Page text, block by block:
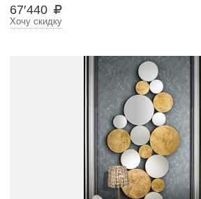
67′440
Хочу скидку